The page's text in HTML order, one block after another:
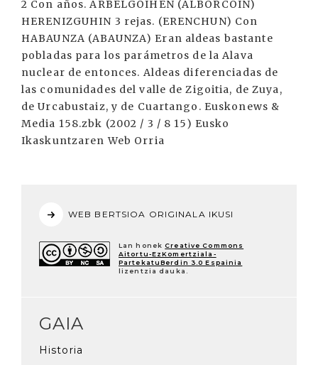
WEB BERTSIOA ORIGINALA IKUSI
Lan honek Creative Commons
Aitortu-EzKomertziala-
PartekatuBerdin 3.0 Espainia
lizentzia dauka.
GAIA
Historia